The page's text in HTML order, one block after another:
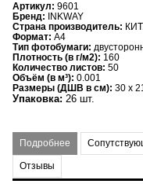
Артикул: 9601
Бренд: INKWAY
Страна производитель:
Формат: A4
Тип фотобумаги:
Плотность (в г/м2): 160
Количество листов: 50
Объём (в м³): 0.001
Размеры (ДШВ в см): 30 x
Упаковка: 26 шт.
Подробнее
Отзывы